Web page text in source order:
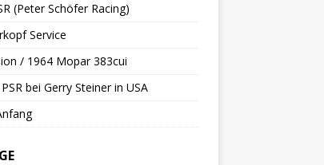
(Peter Schöfer Racing)
Service
/ 1964 Mopar 383cui
bei Gerry Steiner in USA